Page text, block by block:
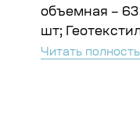
объемная –
шт;
Читать